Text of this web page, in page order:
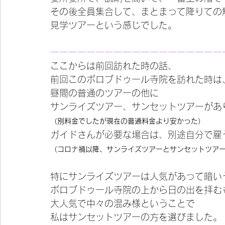
その後全員集合して、まとまって降りて
見学ツアーという感じでした。
ーーーーーーーーーーーーーーーーーー
ここからは前回訪れた時の話、
前回このボロブドゥール寺院を訪れた時
昼間の普通のツアーの他に
サンライズツアー、サンセットツアーがあ
（別料金でしたが現在の普通料金より安かった）
ガイドさんが必要な場合は、別途自分で
（コロナ禍以降、サンライズツアーとサンセットツア
特にサンライズツアーは人気があって暗い
ボロブドゥール寺院の上から日の出を拝む
大人気で中々の混み様ということで
私はサンセットツアーの方を選びました。